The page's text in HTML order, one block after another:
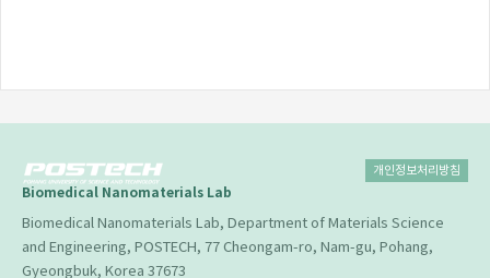
Biomedical Nanomaterials Lab
Biomedical Nanomaterials Lab, Department of Materials Science
and Engineering, POSTECH, 77 Cheongam-ro, Nam-gu, Pohang,
Gyeongbuk, Korea 37673
개인정보처리방침